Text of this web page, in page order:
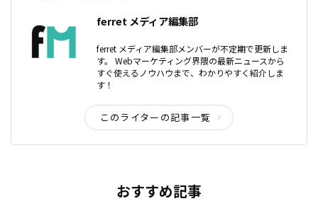
ferret メディア編集部
ferret メディア編集部メンバーが不定期で更新しま
す。 Webマーケティング界隈の最新ニュースから
すぐ使えるノウハウまで、わかりやすく紹介しま
す！
このライターの記事一覧
おすすめ記事